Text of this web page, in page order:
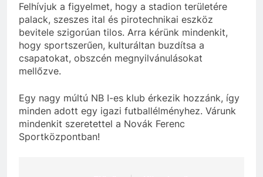
Felhívjuk a figyelmet, hogy a stadion területére
palack, szeszes ital és pirotechnikai eszköz
bevitele szigorúan tilos. Arra kérünk mindenkit,
hogy sportszerűen, kulturáltan buzdítsa a
csapatokat, obszcén megnyilvánulásokat
mellőzve.
Egy nagy múltú NB I-es klub érkezik hozzánk, így
minden adott egy igazi futballélményhez. Várunk
mindenkit szeretettel a Novák Ferenc
Sportközpontban!